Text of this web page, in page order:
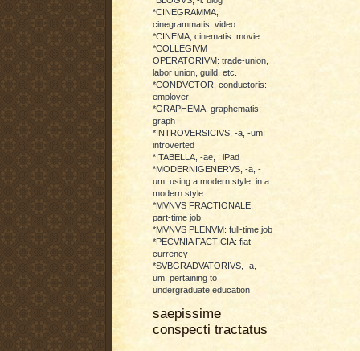
*CINEGRAMMA,
cinegrammatis: video
*CINEMA, cinematis: movie
*COLLEGIVM
OPERATORIVM: trade-union,
labor union, guild, etc.
*CONDVCTOR, conductoris:
employer
*GRAPHEMA, graphematis:
graph
*INTROVERSICIVS, -a, -um:
introverted
*ITABELLA, -ae, : iPad
*MODERNIGENERVS, -a, -
um: using a modern style, in a
modern style
*MVNVS FRACTIONALE:
part-time job
*MVNVS PLENVM: full-time job
*PECVNIA FACTICIA: fiat
currency
*SVBGRADVATORIVS, -a, -
um: pertaining to
undergraduate education
saepissime
conspecti tractatus